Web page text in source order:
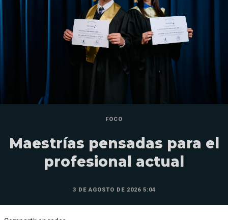
FOCO
Maestrías pensadas para el
profesional actual
3 DE AGOSTO DE 2026 5:04